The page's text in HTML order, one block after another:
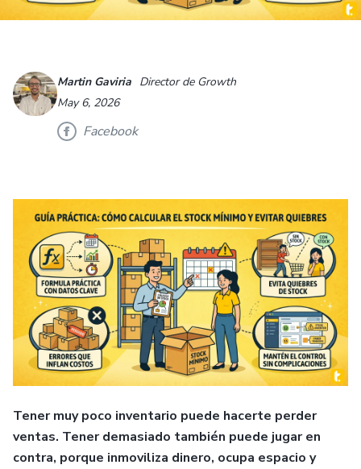
Martin Gaviria Director de Growth
May 6, 2026
Facebook
Tener muy poco inventario puede hacerte perder
ventas. Tener demasiado también puede jugar en
contra, porque inmoviliza dinero, ocupa espacio y